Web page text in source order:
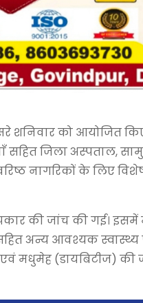
शनिवार को आयोजित
जिला अस्पताल,
नागरिकों के लिए
की जांच की गई।
अन्य आवश्यक स्वास्थ्य
एवं मधुमेह (डायबिटीज)